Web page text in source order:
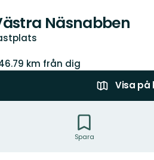
Näsnabben
km från dig
Visa på
Spara